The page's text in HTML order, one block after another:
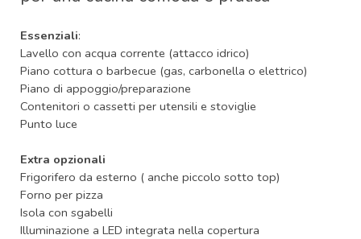
Essenziali:
Lavello con acqua corrente (attacco idrico)
Piano cottura o barbecue (gas, carbonella o elettrico)
Piano di appoggio/preparazione
Contenitori o cassetti per utensili e stoviglie
Punto luce
Extra opzionali
Frigorifero da esterno ( anche piccolo sotto top)
Forno per pizza
Isola con sgabelli
Illuminazione a LED integrata nella copertura